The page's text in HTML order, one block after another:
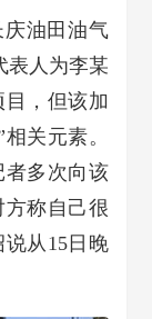
油田油气
表人为李某
，但该加
关元素。
者多次向该
称自己很
从15日晚